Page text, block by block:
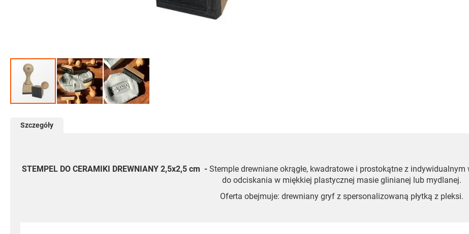
początek
Szczegóły
STEMPEL DO CERAMIKI DREWNIANY 2,5x2,5 cm - Stemple drewniane okrągłe, kwadratowe i prostokątne z
do odciskania w miękkiej plastycznej masie glinianej lub mydlanej.
Oferta obejmuje: drewniany gryf z spersonalizowaną płytką z pleksi.